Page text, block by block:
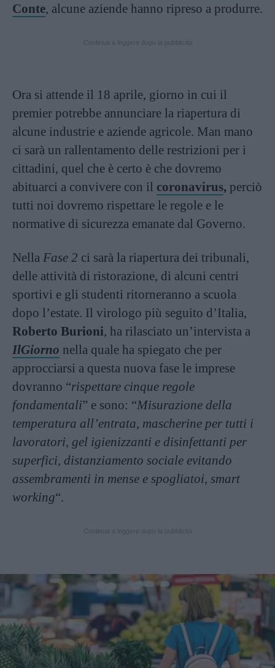
Conte, alcune aziende hanno ripreso a produrre.
Ora si attende il 18 aprile, giorno in cui il
premier potrebbe annunciare la riapertura di
alcune industrie e aziende agricole. Man mano
ci sarà un rallentamento delle restrizioni per i
cittadini, quel che è certo è che dovremo
abituarci a convivere con il coronavirus, perciò
tutti noi dovremo rispettare le regole e le
normative di sicurezza emanate dal Governo.
Nella Fase 2 ci sarà la riapertura dei tribunali,
delle attività di ristorazione, di alcuni centri
sportivi e gli studenti ritorneranno a scuola
dopo l’estate. Il virologo più seguito d’Italia,
Roberto Burioni, ha rilasciato un’intervista a
IlGiorno nella quale ha spiegato che per
approcciarsi a questa nuova fase le imprese
dovranno “rispettare cinque regole
fondamentali” e sono: “Misurazione della
temperatura all’entrata, mascherine per tutti i
lavoratori, gel igienizzanti e disinfettanti per
superfici, distanziamento sociale evitando
assembramenti in mense e spogliatoi, smart
working“.